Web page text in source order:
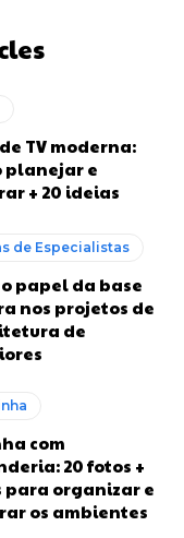
TV moderna:
planejar e
+ 20 ideias
de Especialistas
papel da base
nos projetos de
de
com
20 fotos +
para organizar e
os ambientes